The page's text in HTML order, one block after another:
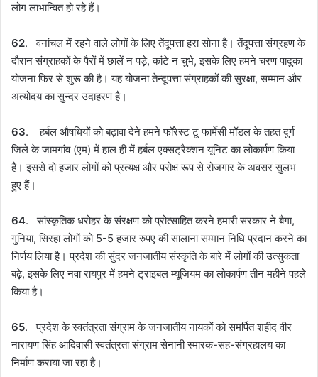
लोग लाभान्वित हो रहे हैं।
62. वनांचल में रहने वाले लोगों के लिए तेंदूपत्ता हरा सोना है। तेंदूपत्ता संग्रहण के
दौरान संग्राहकों के पैरों में छालें न पड़े, कांटे न चुभे, इसके लिए हमने चरण पादुका
योजना फिर से शुरू की है। यह योजना तेन्दूपत्ता संग्राहकों की सुरक्षा, सम्मान और
अंत्योदय का सुन्दर उदाहरण है।
63. हर्बल औषधियों को बढ़ावा देने हमने फॉरेस्ट टू फार्मेसी मॉडल के तहत दुर्ग
जिले के जामगांव (एम) में हाल ही में हर्बल एक्सट्रैक्शन यूनिट का लोकार्पण किया
है। इससे दो हजार लोगों को प्रत्यक्ष और परोक्ष रूप से रोजगार के अवसर सुलभ
हुए हैं।
64. सांस्कृतिक धरोहर के संरक्षण को प्रोत्साहित करने हमारी सरकार ने बैगा,
गुनिया, सिरहा लोगों को 5-5 हजार रुपए की सालाना सम्मान निधि प्रदान करने का
निर्णय लिया है। प्रदेश की सुंदर जनजातीय संस्कृति के बारे में लोगों की उत्सुकता
बढ़े, इसके लिए नवा रायपुर में हमने ट्राइबल म्यूजियम का लोकार्पण तीन महीने पहले
किया है।
65. प्रदेश के स्वतंत्रता संग्राम के जनजातीय नायकों को समर्पित शहीद वीर
नारायण सिंह आदिवासी स्वतंत्रता संग्राम सेनानी स्मारक-सह-संग्रहालय का
निर्माण कराया जा रहा है।